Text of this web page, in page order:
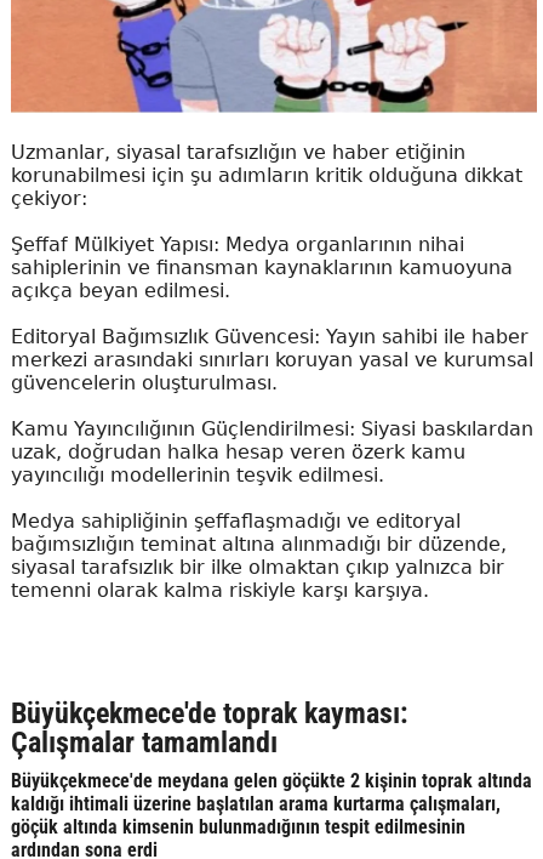
Uzmanlar, siyasal tarafsızlığın ve haber etiğinin
korunabilmesi için şu adımların kritik olduğuna dikkat
çekiyor:
Şeffaf Mülkiyet Yapısı: Medya organlarının nihai
sahiplerinin ve finansman kaynaklarının kamuoyuna
açıkça beyan edilmesi.
Editoryal Bağımsızlık Güvencesi: Yayın sahibi ile haber
merkezi arasındaki sınırları koruyan yasal ve kurumsal
güvencelerin oluşturulması.
Kamu Yayıncılığının Güçlendirilmesi: Siyasi baskılardan
uzak, doğrudan halka hesap veren özerk kamu
yayıncılığı modellerinin teşvik edilmesi.
Medya sahipliğinin şeffaflaşmadığı ve editoryal
bağımsızlığın teminat altına alınmadığı bir düzende,
siyasal tarafsızlık bir ilke olmaktan çıkıp yalnızca bir
temenni olarak kalma riskiyle karşı karşıya.
Büyükçekmece'de toprak kayması:
Çalışmalar tamamlandı
Büyükçekmece'de meydana gelen göçükte 2 kişinin toprak altında
kaldığı ihtimali üzerine başlatılan arama kurtarma çalışmaları,
göçük altında kimsenin bulunmadığının tespit edilmesinin
ardından sona erdi